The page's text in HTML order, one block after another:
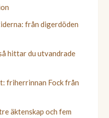
från digerdöden
hittar du utvandrade
friherrinnan Fock från
äktenskap och fem